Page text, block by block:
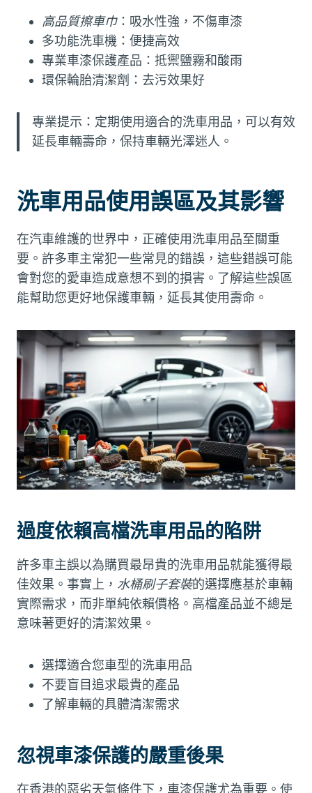
高品質擦車巾：吸水性強，不傷車漆
多功能洗車機：便捷高效
專業車漆保護產品：抵禦鹽霧和酸雨
環保輪胎清潔劑：去污效果好
專業提示：定期使用適合的洗車用品，可以有效
延長車輛壽命，保持車輛光澤迷人。
洗車用品使用誤區及其影響
在汽車維護的世界中，正確使用洗車用品至關重
要。許多車主常犯一些常見的錯誤，這些錯誤可能
會對您的愛車造成意想不到的損害。了解這些誤區
能幫助您更好地保護車輛，延長其使用壽命。
過度依賴高檔洗車用品的陷阱
許多車主誤以為購買最昂貴的洗車用品就能獲得最
佳效果。事實上， 水桶刷子套裝的選擇應基於車輛
實際需求，而非單純依賴價格。高檔產品並不總是
意味著更好的清潔效果。
選擇適合您車型的洗車用品
不要盲目追求最貴的產品
了解車輛的具體清潔需求
忽視車漆保護的嚴重後果
在香港的惡劣天氣條件下，車漆保護尤為重要。使